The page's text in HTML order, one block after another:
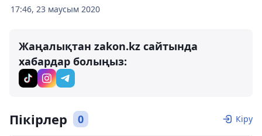
17:46, 23 маусым 2020
Жаңалықтан zakon.kz сайтында
хабардар болыңыз:
Пікірлер 0 Кіру